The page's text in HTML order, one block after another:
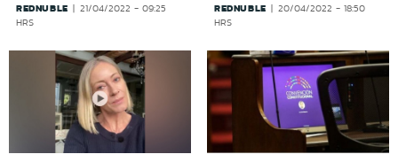
REDNUBLE
21/04/2022 - 09:25
HRS
REDNUBLE
20/04/2022 - 18:50
HRS